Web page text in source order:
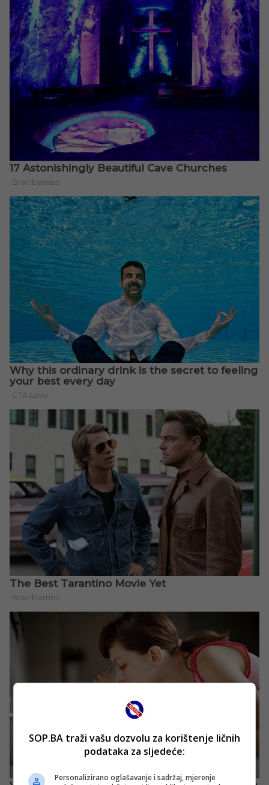
SOP.BA traži vašu dozvolu za korištenje ličnih
podataka za sljedeće:
Personalizirano oglašavanje i sadržaj, mjerenje